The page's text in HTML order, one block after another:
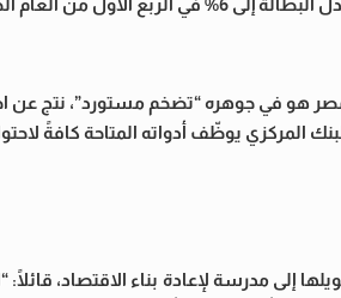
مصر هو في جوهره “تضخم مستورد”، نتج عن
المركزي يوظّف أدواته المتاحة كافةً
إلى مدرسة لإعادة بناء الاقتصاد،